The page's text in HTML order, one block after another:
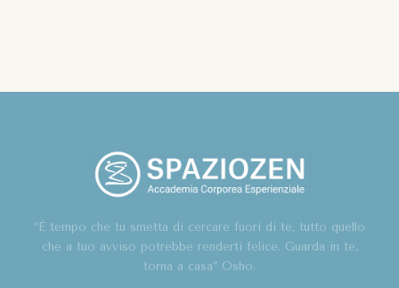
“È tempo che tu smetta di cercare fuori di te, tutto quello
che a tuo avviso potrebbe renderti felice. Guarda in te,
torna a casa” Osho.